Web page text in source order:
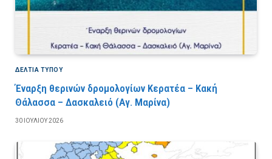
ΔΕΛΤΙΑ ΤΥΠΟΥ
Έναρξη θερινών δρομολογίων Κερατέα – Κακή
Θάλασσα – Δασκαλειό (Αγ. Μαρίνα)
30 ΙΟΥΛΊΟΥ 2026